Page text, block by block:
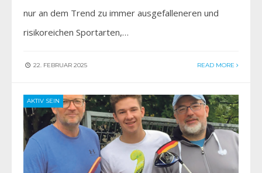
nur an dem Trend zu immer ausgefalleneren und
risikoreichen Sportarten,…
22. FEBRUAR 2025 READ MORE
AKTIV SEIN